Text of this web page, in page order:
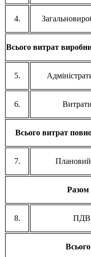
4.
Всього витрат
5.
6.
Всього витрат
7.
Разом
8. ПДВ
Всього